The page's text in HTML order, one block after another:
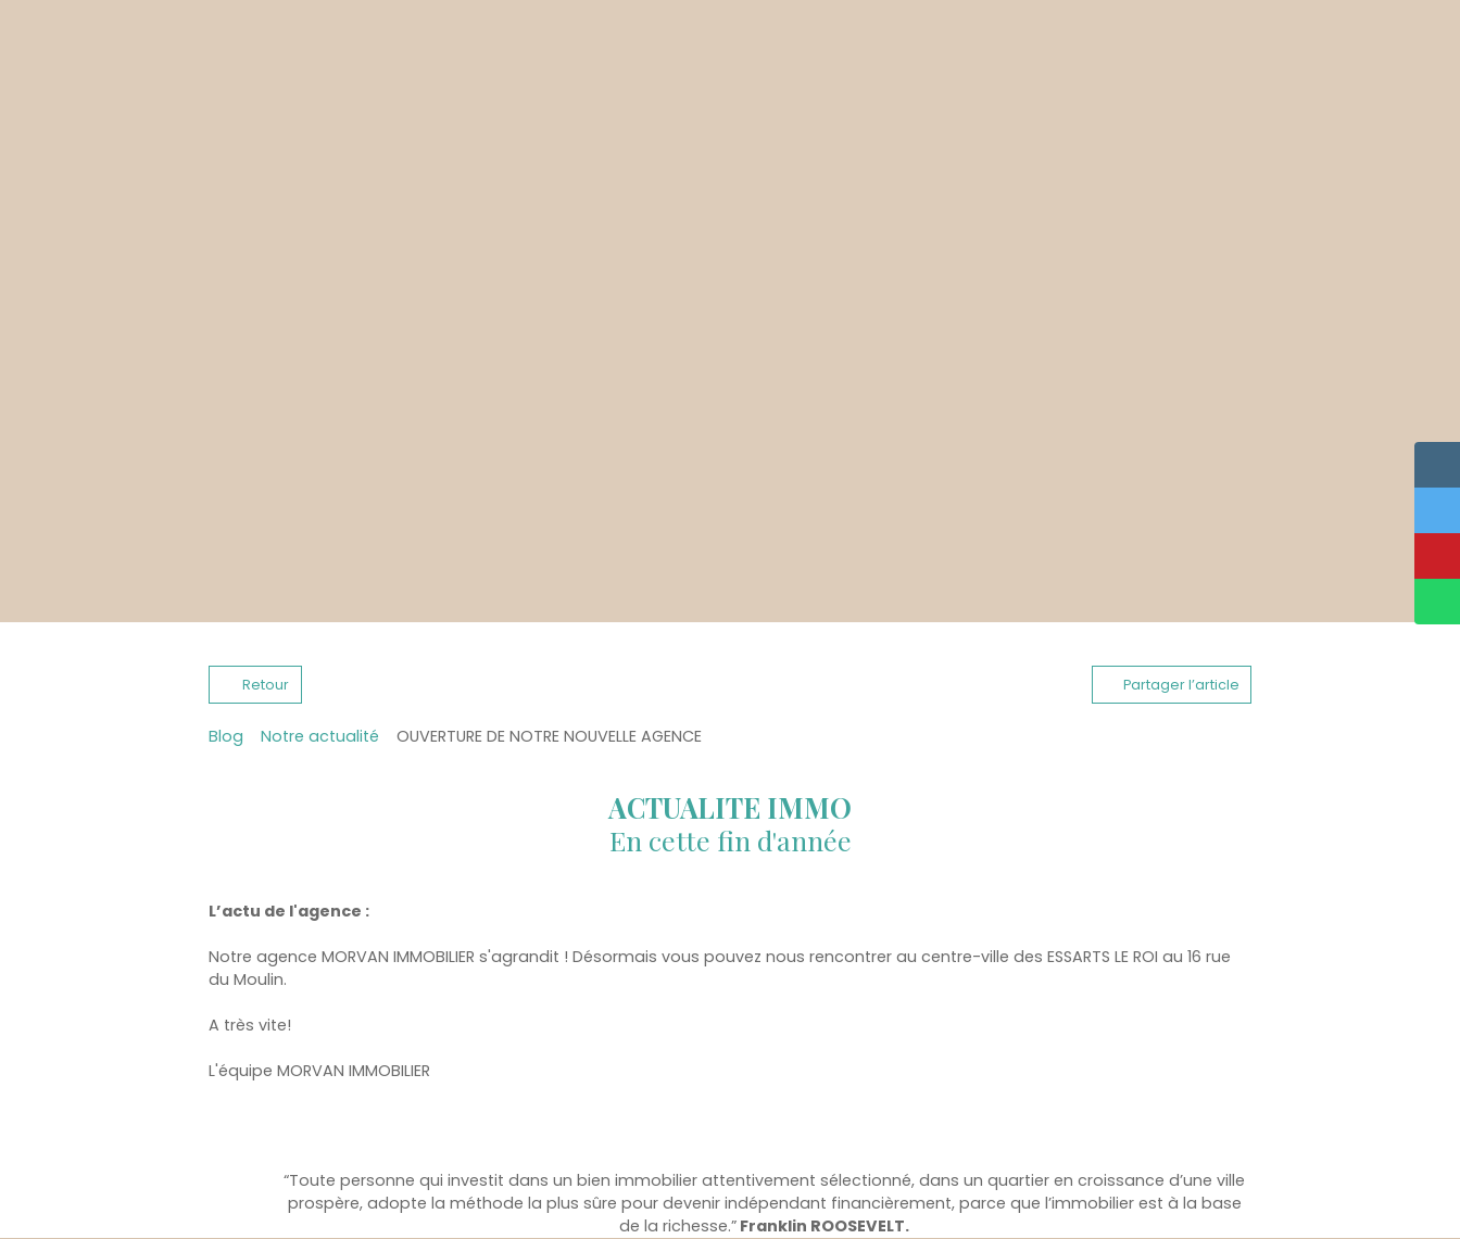
Retour Partager l’article
Blog Notre actualité OUVERTURE DE NOTRE NOUVELLE AGENCE
ACTUALITE IMMO
En cette fin d'année
L’actu de l'agence :
Notre agence MORVAN IMMOBILIER s'agrandit ! Désormais vous pouvez nous rencontrer au centre-ville des ESSARTS LE ROI au 16 rue
du Moulin.
A très vite!
L'équipe MORVAN IMMOBILIER
“Toute personne qui investit dans un bien immobilier attentivement sélectionné, dans un quartier en croissance d’une ville
prospère, adopte la méthode la plus sûre pour devenir indépendant financièrement, parce que l’immobilier est à la base
de la richesse.” Franklin ROOSEVELT.